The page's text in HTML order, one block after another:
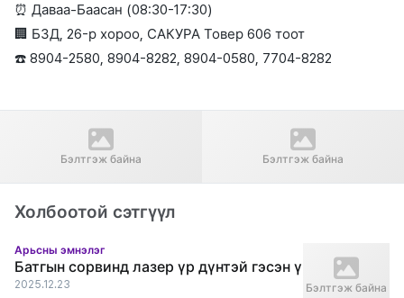
⏰ Даваа-Баасан (08:30-17:30)
🏢 БЗД, 26-р хороо, САКУРА Товер 606 тоот
☎️ 8904-2580, 8904-8282, 8904-0580, 7704-8282
Өмнөх нийтлэл
Батганы эмчилгээ , Lienjang
арьсны эмнэлэг
Бэлтгэж байна
Дараагийн нийтлэл
Re Beauty Mongolia
"Солонгосын шилдэг эмнэлэг
Бэлтгэж байна
Холбоотой сэтгүүл
Арьсны эмнэлэг
Батгын сорвинд лазер үр дүнтэй гэсэн ү
2025.12.23 Бэлтгэж байна